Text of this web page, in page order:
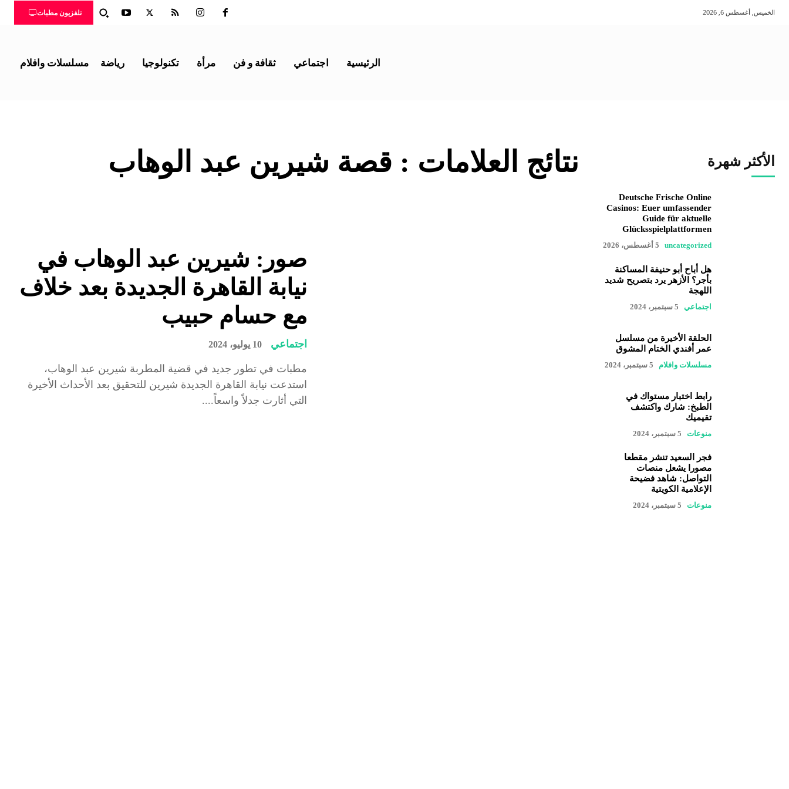
تلفزيون مطبات الخميس, أغسطس 6, 2026
الرئيسية اجتماعي ثقافة و فن مرأة تكنولوجيا رياضة مسلسلات وافلام
نتائج العلامات : قصة شيرين عبد الوهاب
صور: شيرين عبد الوهاب في
نيابة القاهرة الجديدة بعد خلاف
مع حسام حبيب
اجتماعي 10 يوليو، 2024
مطبات في تطور جديد في قضية المطربة شيرين عبد الوهاب،
استدعت نيابة القاهرة الجديدة شيرين للتحقيق بعد الأحداث الأخيرة
التي أثارت جدلاً واسعاً....
الأكثر شهرة
Deutsche Frische Online
Casinos: Euer umfassender
Guide für aktuelle
Glücksspielplattformen
uncategorized 5 أغسطس، 2026
هل أباح أبو حنيفة المساكنة
بأجر؟ الأزهر يرد بتصريح شديد
اللهجة
اجتماعي 5 سبتمبر، 2024
الحلقة الأخيرة من مسلسل
عمر أفندي الختام المشوق
مسلسلات وافلام 5 سبتمبر، 2024
رابط اختبار مستواك في
الطبخ: شارك واكتشف
تقيميك
منوعات 5 سبتمبر، 2024
فجر السعيد تنشر مقطعا
مصورا يشعل منصات
التواصل: شاهد فضيحة
الإعلامية الكويتية
منوعات 5 سبتمبر، 2024